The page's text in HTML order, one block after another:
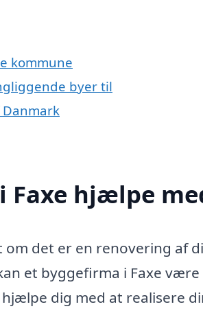
kommune
byer til
Faxe hjælpe
det er en renovering af
et byggefirma i Faxe
dig med at realisere